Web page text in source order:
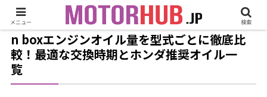
n boxエンジンオイル量を型式ごとに徹底比
較！最適な交換時期とホンダ推奨オイル一
覧
メニュー 検索